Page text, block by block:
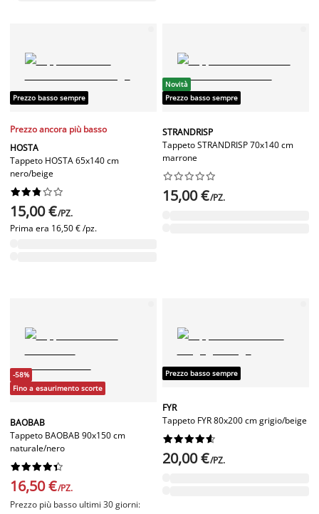
Prezzo basso sempre
Prezzo ancora più basso
HOSTA
Tappeto HOSTA 65x140 cm
nero/beige






15,00 €/PZ.
Prima era 16,50 € /pz.
Novità
Prezzo basso sempre
STRANDRISP
Tappeto STRANDRISP 70x140 cm
marrone






15,00 €/PZ.
-58%
Fino a esaurimento scorte
BAOBAB
Tappeto BAOBAB 90x150 cm
naturale/nero






16,50 €/PZ.
Prezzo più basso ultimi 30 giorni:
Prezzo basso sempre
FYR
Tappeto FYR 80x200 cm grigio/beige






20,00 €/PZ.